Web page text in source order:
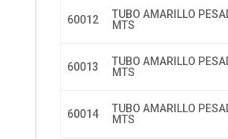
60012
TUBO AMARILLO
MTS
60013
TUBO AMARILLO
MTS
60014
TUBO AMARILLO
MTS